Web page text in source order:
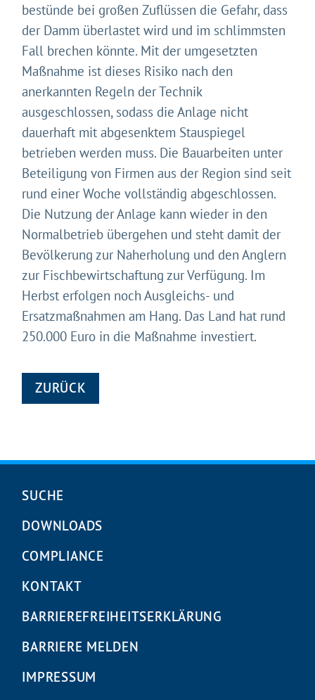
bestünde bei großen Zuflüssen die Gefahr, dass
der Damm überlastet wird und im schlimmsten
Fall brechen könnte. Mit der umgesetzten
Maßnahme ist dieses Risiko nach den
anerkannten Regeln der Technik
ausgeschlossen, sodass die Anlage nicht
dauerhaft mit abgesenktem Stauspiegel
betrieben werden muss. Die Bauarbeiten unter
Beteiligung von Firmen aus der Region sind seit
rund einer Woche vollständig abgeschlossen.
Die Nutzung der Anlage kann wieder in den
Normalbetrieb übergehen und steht damit der
Bevölkerung zur Naherholung und den Anglern
zur Fischbewirtschaftung zur Verfügung. Im
Herbst erfolgen noch Ausgleichs- und
Ersatzmaßnahmen am Hang. Das Land hat rund
250.000 Euro in die Maßnahme investiert.
ZURÜCK
Navigation
SUCHE
DOWNLOADS
COMPLIANCE
KONTAKT
BARRIEREFREIHEITS­ERKLÄRUNG
BARRIERE MELDEN
IMPRESSUM